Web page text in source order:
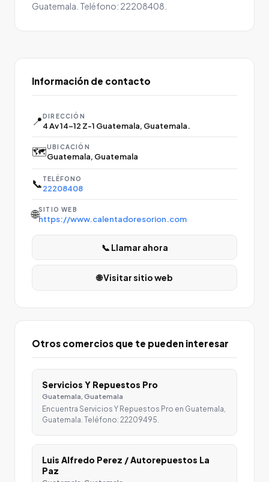
Guatemala. Teléfono: 22208408.
Información de contacto
📍DIRECCIÓN
4 Av 14-12 Z-1 Guatemala, Guatemala.
🗺️UBICACIÓN
Guatemala, Guatemala
📞 TELÉFONO
22208408
🌐SITIO WEB
https://www.calentadoresorion.com
📞 Llamar ahora
🌐 Visitar sitio web
Otros comercios que te pueden interesar
Servicios Y Repuestos Pro
Guatemala, Guatemala
Encuentra Servicios Y Repuestos Pro en Guatemala,
Guatemala. Teléfono: 22209495.
Luis Alfredo Perez / Autorepuestos La
Paz